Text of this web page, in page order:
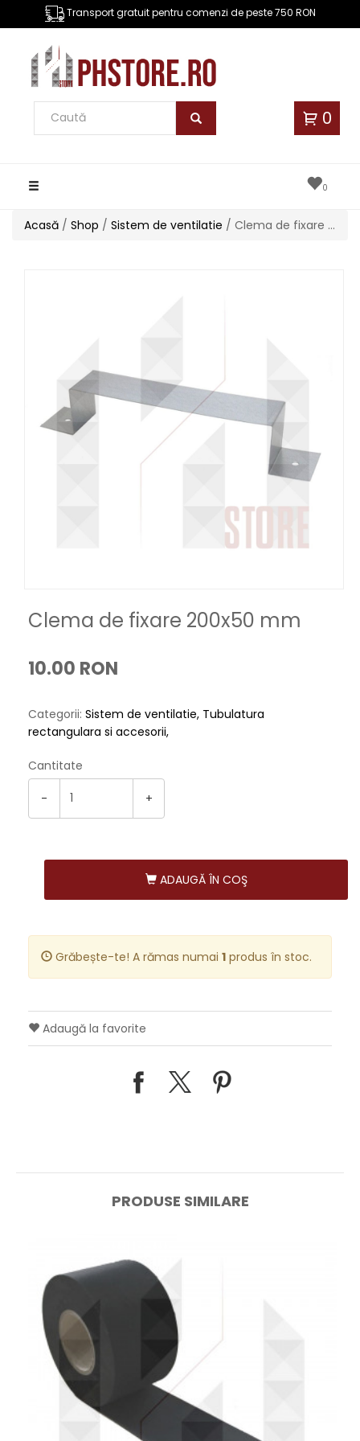
Transport gratuit pentru comenzi de peste 750 RON
0
Toggle
0
Acasă / Shop / Sistem de ventilatie / Clema de fixare 200x50 mm
Clema de fixare 200x50 mm
10.00 RON
Categorii: Sistem de ventilatie Tubulatura
rectangulara si accesorii
Cantitate
- +
ADAUGĂ ÎN COŞ
Grăbește-te! A rămas numai 1 produs în stoc.
Adaugă la favorite
PRODUSE SIMILARE